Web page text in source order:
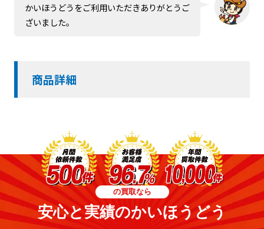
かいほうどうをご利用いただきありがとうご
ざいました。
商品詳細
の買取なら
安心と実績のかいほうどう